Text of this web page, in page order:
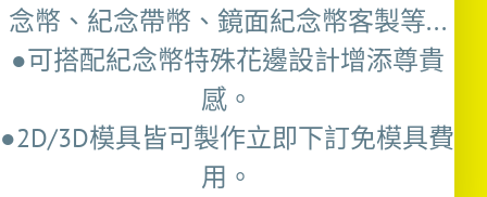
念幣、紀念帶幣、鏡面紀念幣客製等...
●可搭配紀念幣特殊花邊設計增添尊貴
感。
●2D/3D模具皆可製作立即下訂免模具費
用。